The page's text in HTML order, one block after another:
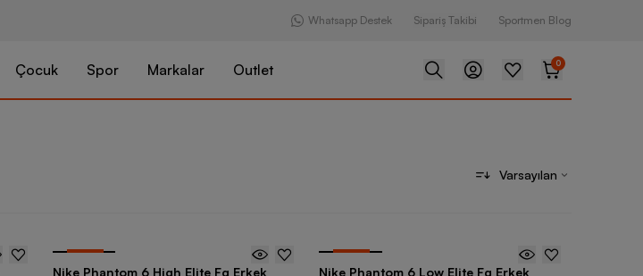
Whatsapp Destek Sipariş Takibi Sportmen Blog
Çocuk Spor Markalar Outlet 0
Varsayılan
Nike Phantom 6 High Elite Fg Erkek
Nike Phantom 6 Low Elite Fg Erkek